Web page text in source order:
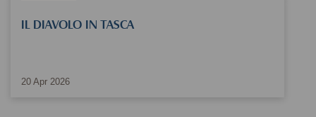
IL DIAVOLO IN TASCA
20 Apr 2026